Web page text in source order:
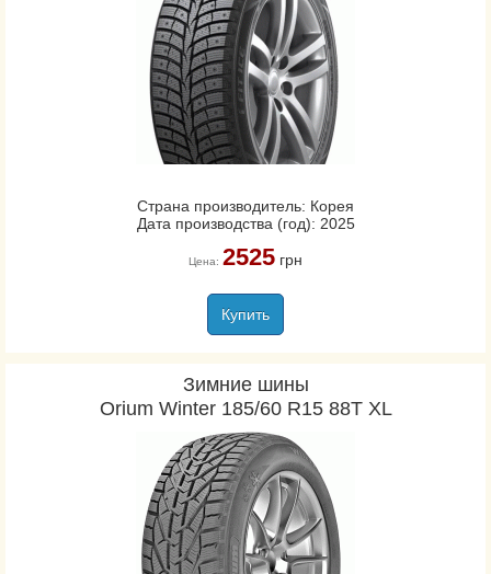
Страна производитель: Корея
Дата производства (год): 2025
Цена: 2525грн
Купить
Зимние шины
Orium Winter 185/60 R15 88T XL